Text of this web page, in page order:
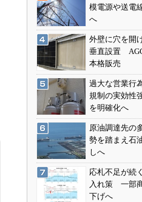
模電源や送電
へ
外壁に穴を開
垂直設置
本格販売
過大な営業行
規制の実効性
を明確化へ
原油調達先の
勢を踏まえ石
しへ
応札不足が続
入れ策 一部
下げへ